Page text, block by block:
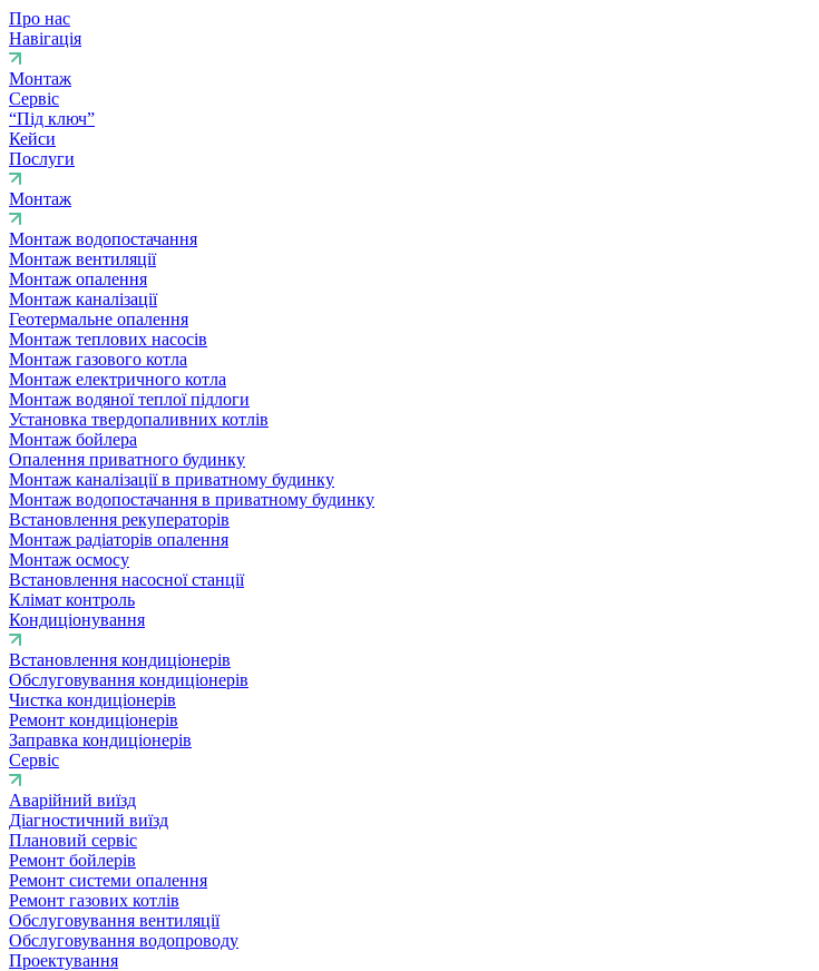
Про нас
Навігація
Монтаж
Сервіс
“Під ключ”
Кейси
Послуги
Монтаж
Монтаж водопостачання
Монтаж вентиляції
Монтаж опалення
Монтаж каналізації
Геотермальне опалення
Монтаж теплових насосів
Монтаж газового котла
Монтаж електричного котла
Монтаж водяної теплої підлоги
Установка твердопаливних котлів
Монтаж бойлера
Опалення приватного будинку
Монтаж каналізації в приватному будинку
Монтаж водопостачання в приватному будинку
Встановлення рекуператорів
Монтаж радіаторів опалення
Монтаж осмосу
Встановлення насосної станції
Клімат контроль
Кондиціонування
Встановлення кондиціонерів
Обслуговування кондиціонерів
Чистка кондиціонерів
Ремонт кондиціонерів
Заправка кондиціонерів
Сервіс
Аварійний виїзд
Діагностичний виїзд
Плановий сервіс
Ремонт бойлерів
Ремонт системи опалення
Ремонт газових котлів
Обслуговування вентиляції
Обслуговування водопроводу
Проектування